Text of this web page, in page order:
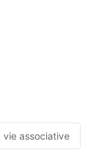
vie associative